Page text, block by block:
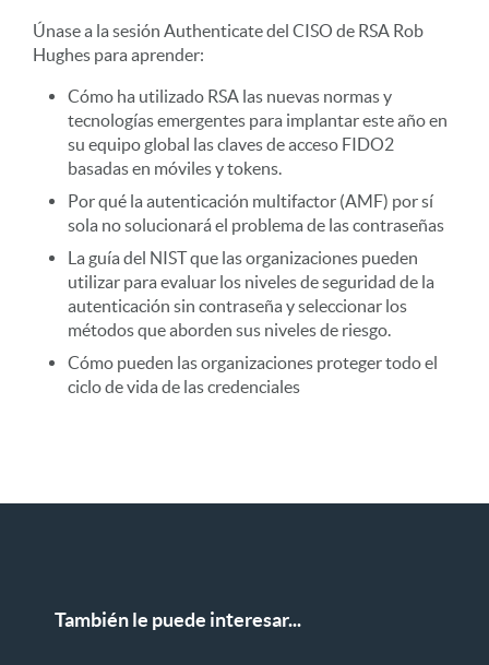
Únase a la sesión Authenticate del CISO de RSA Rob
Hughes para aprender:
Cómo ha utilizado RSA las nuevas normas y
tecnologías emergentes para implantar este año en
su equipo global las claves de acceso FIDO2
basadas en móviles y tokens.
Por qué la autenticación multifactor (AMF) por sí
sola no solucionará el problema de las contraseñas
La guía del NIST que las organizaciones pueden
utilizar para evaluar los niveles de seguridad de la
autenticación sin contraseña y seleccionar los
métodos que aborden sus niveles de riesgo.
Cómo pueden las organizaciones proteger todo el
ciclo de vida de las credenciales
También le puede interesar...